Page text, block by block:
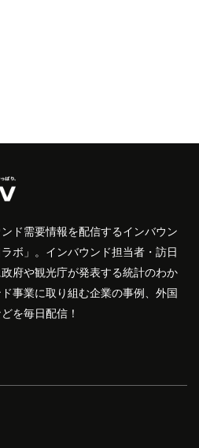
ド需要情報を配信するインバウン
ボ」。インバウンド担当者・訪日
府や観光庁が発表する統計のわか
事業に取り組む企業の事例、外国
を毎日配信！